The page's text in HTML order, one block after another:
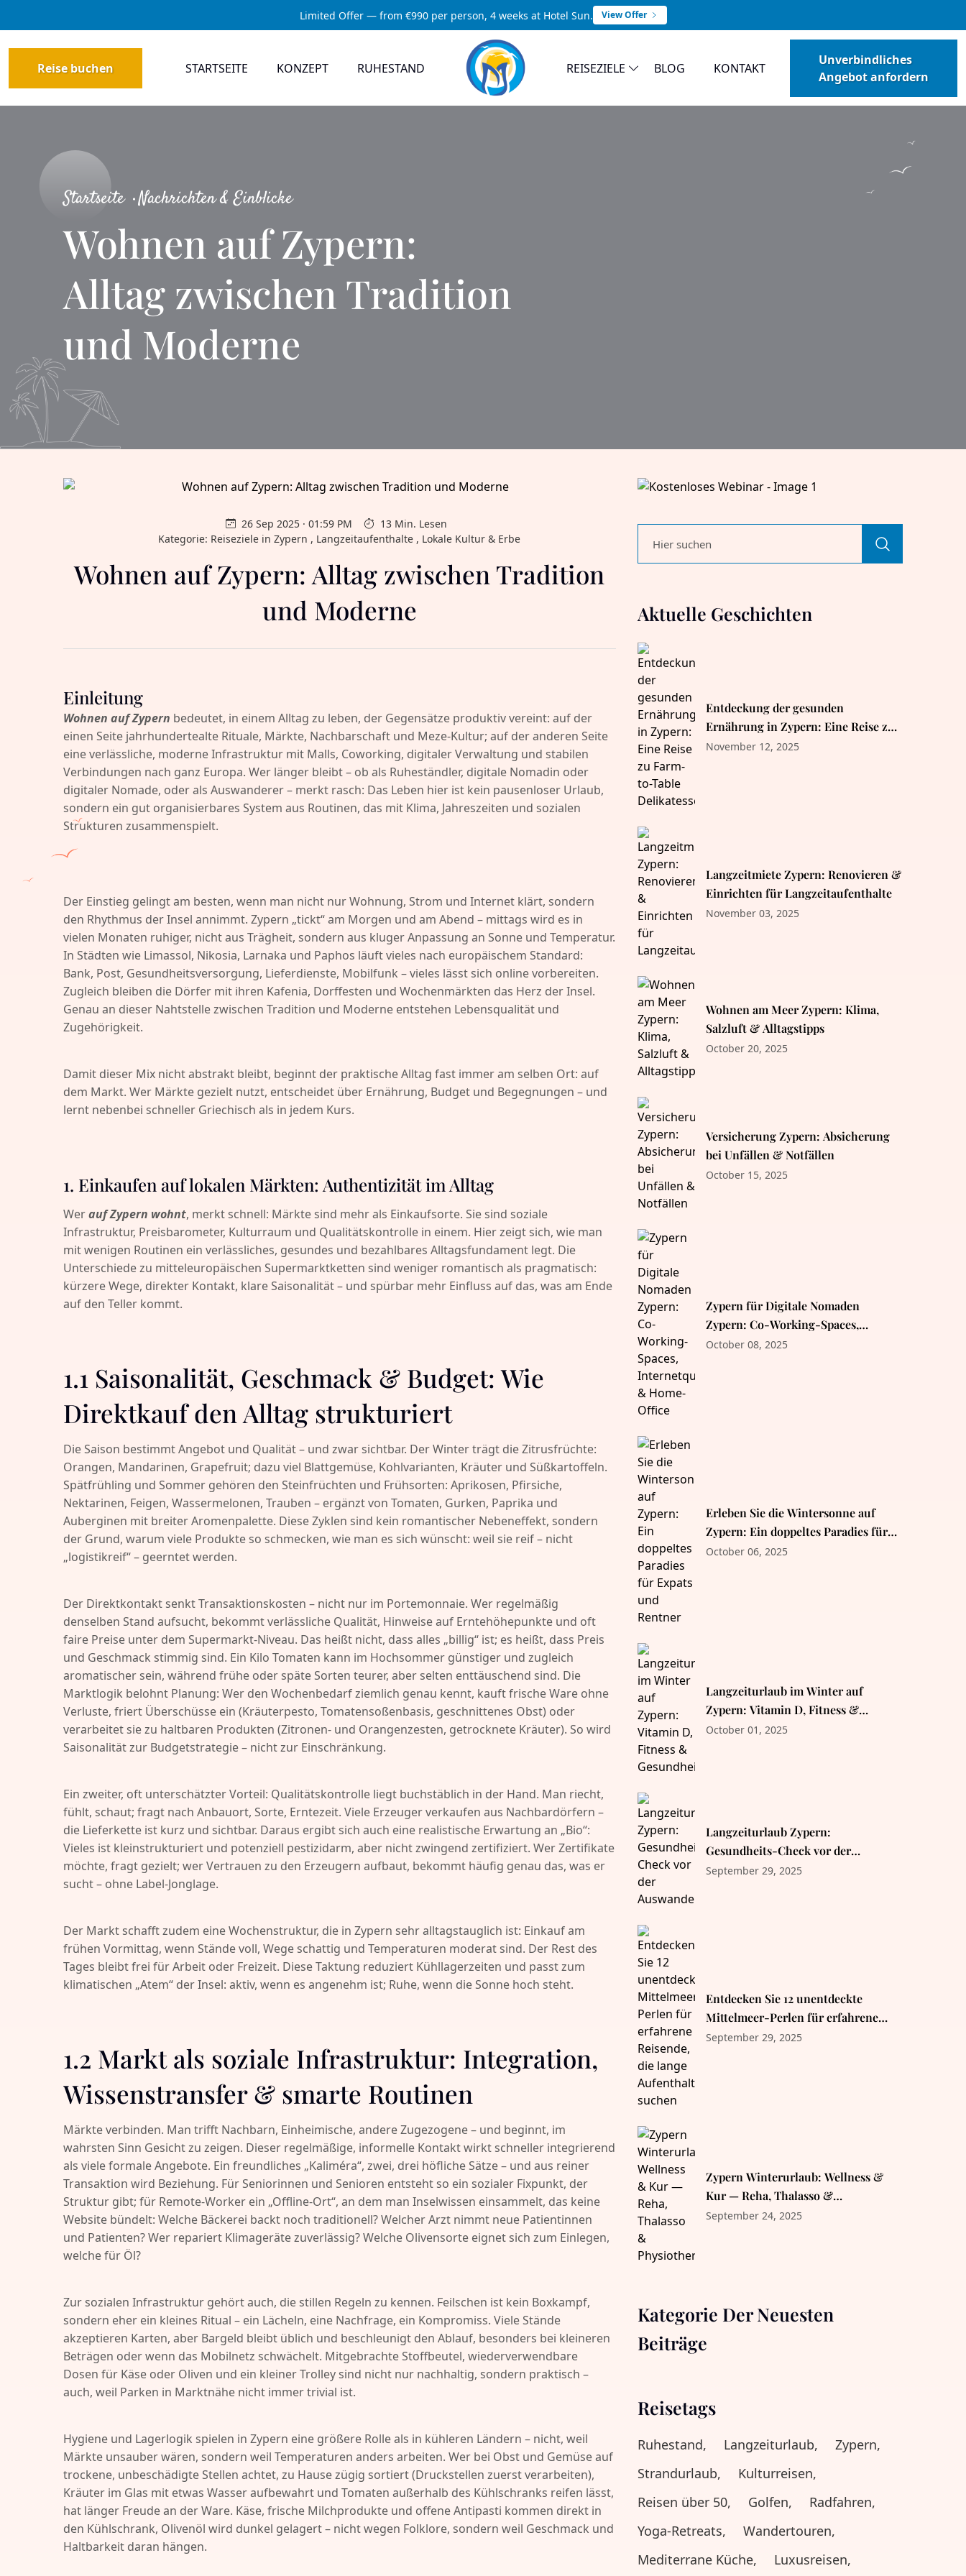
Limited Offer — from €990 per person, 4 weeks at Hotel Sun. View Offer
Reise buchen STARTSEITE KONZEPT RUHESTAND REISEZIELE BLOG KONTAKT
Unverbindliches
Angebot anfordern
Startseite Nachrichten & Einblicke
Wohnen auf Zypern:
Alltag zwischen Tradition
und Moderne
26 Sep 2025 · 01:59 PM
13 Min. Lesen
Kategorie: Reiseziele in Zypern , Langzeitaufenthalte , Lokale Kultur & Erbe
Wohnen auf Zypern: Alltag zwischen Tradition
und Moderne
Einleitung
Wohnen auf Zypern bedeutet, in einem Alltag zu leben, der Gegensätze produktiv vereint: auf der
einen Seite jahrhundertealte Rituale, Märkte, Nachbarschaft und Meze-Kultur; auf der anderen Seite
eine verlässliche, moderne Infrastruktur mit Malls, Coworking, digitaler Verwaltung und stabilen
Verbindungen nach ganz Europa. Wer länger bleibt – ob als Ruheständler, digitale Nomadin oder
digitaler Nomade, oder als Auswanderer – merkt rasch: Das Leben hier ist kein pausenloser Urlaub,
sondern ein gut organisierbares System aus Routinen, das mit Klima, Jahreszeiten und sozialen
Strukturen zusammenspielt.
Der Einstieg gelingt am besten, wenn man nicht nur Wohnung, Strom und Internet klärt, sondern
den Rhythmus der Insel annimmt. Zypern „tickt“ am Morgen und am Abend – mittags wird es in
vielen Monaten ruhiger, nicht aus Trägheit, sondern aus kluger Anpassung an Sonne und Temperatur.
In Städten wie Limassol, Nikosia, Larnaka und Paphos läuft vieles nach europäischem Standard:
Bank, Post, Gesundheitsversorgung, Lieferdienste, Mobilfunk – vieles lässt sich online vorbereiten.
Zugleich bleiben die Dörfer mit ihren Kafenia, Dorffesten und Wochenmärkten das Herz der Insel.
Genau an dieser Nahtstelle zwischen Tradition und Moderne entstehen Lebensqualität und
Zugehörigkeit.
Damit dieser Mix nicht abstrakt bleibt, beginnt der praktische Alltag fast immer am selben Ort: auf
dem Markt. Wer Märkte gezielt nutzt, entscheidet über Ernährung, Budget und Begegnungen – und
lernt nebenbei schneller Griechisch als in jedem Kurs.
1. Einkaufen auf lokalen Märkten: Authentizität im Alltag
Werauf Zypern wohnt, merkt schnell: Märkte sind mehr als Einkaufsorte. Sie sind soziale
Infrastruktur, Preisbarometer, Kulturraum und Qualitätskontrolle in einem. Hier zeigt sich, wie man
mit wenigen Routinen ein verlässliches, gesundes und bezahlbares Alltagsfundament legt. Die
Unterschiede zu mitteleuropäischen Supermarktketten sind weniger romantisch als pragmatisch:
kürzere Wege, direkter Kontakt, klare Saisonalität – und spürbar mehr Einfluss auf das, was am Ende
auf den Teller kommt.
1.1 Saisonalität, Geschmack & Budget: Wie
Direktkauf den Alltag strukturiert
Die Saison bestimmt Angebot und Qualität – und zwar sichtbar. Der Winter trägt die Zitrusfrüchte:
Orangen, Mandarinen, Grapefruit; dazu viel Blattgemüse, Kohlvarianten, Kräuter und Süßkartoffeln.
Spätfrühling und Sommer gehören den Steinfrüchten und Frühsorten: Aprikosen, Pfirsiche,
Nektarinen, Feigen, Wassermelonen, Trauben – ergänzt von Tomaten, Gurken, Paprika und
Auberginen mit breiter Aromenpalette. Diese Zyklen sind kein romantischer Nebeneffekt, sondern
der Grund, warum viele Produkte so schmecken, wie man es sich wünscht: weil sie reif – nicht
„logistikreif“ – geerntet werden.
Der Direktkontakt senkt Transaktionskosten – nicht nur im Portemonnaie. Wer regelmäßig
denselben Stand aufsucht, bekommt verlässliche Qualität, Hinweise auf Erntehöhepunkte und oft
faire Preise unter dem Supermarkt-Niveau. Das heißt nicht, dass alles „billig“ ist; es heißt, dass Preis
und Geschmack stimmig sind. Ein Kilo Tomaten kann im Hochsommer günstiger und zugleich
aromatischer sein, während frühe oder späte Sorten teurer, aber selten enttäuschend sind. Die
Marktlogik belohnt Planung: Wer den Wochenbedarf ziemlich genau kennt, kauft frische Ware ohne
Verluste, friert Überschüsse ein (Kräuterpesto, Tomatensoßenbasis, geschnittenes Obst) oder
verarbeitet sie zu haltbaren Produkten (Zitronen- und Orangenzesten, getrocknete Kräuter). So wird
Saisonalität zur Budgetstrategie – nicht zur Einschränkung.
Ein zweiter, oft unterschätzter Vorteil: Qualitätskontrolle liegt buchstäblich in der Hand. Man riecht,
fühlt, schaut; fragt nach Anbauort, Sorte, Erntezeit. Viele Erzeuger verkaufen aus Nachbardörfern –
die Lieferkette ist kurz und sichtbar. Daraus ergibt sich auch eine realistische Erwartung an „Bio“:
Vieles ist kleinstrukturiert und potenziell pestizidarm, aber nicht zwingend zertifiziert. Wer Zertifikate
möchte, fragt gezielt; wer Vertrauen zu den Erzeugern aufbaut, bekommt häufig genau das, was er
sucht – ohne Label-Jonglage.
Der Markt schafft zudem eine Wochenstruktur, die in Zypern sehr alltagstauglich ist: Einkauf am
frühen Vormittag, wenn Stände voll, Wege schattig und Temperaturen moderat sind. Der Rest des
Tages bleibt frei für Arbeit oder Freizeit. Diese Taktung reduziert Kühllagerzeiten und passt zum
klimatischen „Atem“ der Insel: aktiv, wenn es angenehm ist; Ruhe, wenn die Sonne hoch steht.
1.2 Markt als soziale Infrastruktur: Integration,
Wissenstransfer & smarte Routinen
Märkte verbinden. Man trifft Nachbarn, Einheimische, andere Zugezogene – und beginnt, im
wahrsten Sinn Gesicht zu zeigen. Dieser regelmäßige, informelle Kontakt wirkt schneller integrierend
als viele formale Angebote. Ein freundliches „Kaliméra“, zwei, drei höfliche Sätze – und aus reiner
Transaktion wird Beziehung. Für Seniorinnen und Senioren entsteht so ein sozialer Fixpunkt, der
Struktur gibt; für Remote-Worker ein „Offline-Ort“, an dem man Inselwissen einsammelt, das keine
Website bündelt: Welche Bäckerei backt noch traditionell? Welcher Arzt nimmt neue Patientinnen
und Patienten? Wer repariert Klimageräte zuverlässig? Welche Olivensorte eignet sich zum Einlegen,
welche für Öl?
Zur sozialen Infrastruktur gehört auch, die stillen Regeln zu kennen. Feilschen ist kein Boxkampf,
sondern eher ein kleines Ritual – ein Lächeln, eine Nachfrage, ein Kompromiss. Viele Stände
akzeptieren Karten, aber Bargeld bleibt üblich und beschleunigt den Ablauf, besonders bei kleineren
Beträgen oder wenn das Mobilnetz schwächelt. Mitgebrachte Stoffbeutel, wiederverwendbare
Dosen für Käse oder Oliven und ein kleiner Trolley sind nicht nur nachhaltig, sondern praktisch –
auch, weil Parken in Marktnähe nicht immer trivial ist.
Hygiene und Lagerlogik spielen in Zypern eine größere Rolle als in kühleren Ländern – nicht, weil
Märkte unsauber wären, sondern weil Temperaturen anders arbeiten. Wer bei Obst und Gemüse auf
trockene, unbeschädigte Stellen achtet, zu Hause zügig sortiert (Druckstellen zuerst verarbeiten),
Kräuter im Glas mit etwas Wasser aufbewahrt und Tomaten außerhalb des Kühlschranks reifen lässt,
hat länger Freude an der Ware. Käse, frische Milchprodukte und offene Antipasti kommen direkt in
den Kühlschrank, Olivenöl wird dunkel gelagert – nicht wegen Folklore, sondern weil Geschmack und
Haltbarkeit daran hängen.
Aktuelle Geschichten
Entdeckung der gesunden
Ernährung in Zypern: Eine Reise zu
Farm-to-Table Delikatessen
November 12, 2025
Langzeitmiete Zypern: Renovieren &
Einrichten für Langzeitaufenthalte
November 03, 2025
Wohnen am Meer Zypern: Klima,
Salzluft & Alltagstipps
October 20, 2025
Versicherung Zypern: Absicherung
bei Unfällen & Notfällen
October 15, 2025
Zypern für Digitale Nomaden
Zypern: Co-Working-Spaces,
Internetqualität & Home-Office
October 08, 2025
Erleben Sie die Wintersonne auf
Zypern: Ein doppeltes Paradies für
Expats und Rentner
October 06, 2025
Langzeiturlaub im Winter auf
Zypern: Vitamin D, Fitness &
Gesundheit
October 01, 2025
Langzeiturlaub Zypern:
Gesundheits-Check vor der
Auswanderung
September 29, 2025
Entdecken Sie 12 unentdeckte
Mittelmeer-Perlen für erfahrene
Reisende, die lange Aufenthalte
September 29, 2025
Zypern Winterurlaub: Wellness &
Kur — Reha, Thalasso &
Physiotherapie
September 24, 2025
Kategorie Der Neuesten
Beiträge
Reisetags
Ruhestand, Langzeiturlaub,
Zypern,
Strandurlaub,
Kulturreisen,
Reisen über 50,
Golfen,
Radfahren,
Yoga-Retreats,
Wandertouren,
Mediterrane Küche,
Luxusreisen,